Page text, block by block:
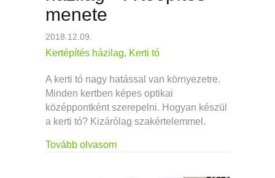
menete
2018.12.09.
Kertépítés házilag, Kerti tó
A kerti tó nagy hatással van környezetre.
Minden kertben képes optikai
középpontként szerepelni. Hogyan készül
a kerti tó? Kizárólag szakértelemmel.
Tovább olvasomabout Kerti tó építése házilag – A